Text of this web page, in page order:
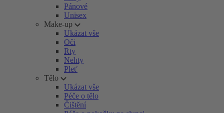
Pánové
Unisex
Make-up
Ukázat vše
Oči
Rty
Nehty
Pleť
Tělo
Ukázat vše
Péče o tělo
Čištění